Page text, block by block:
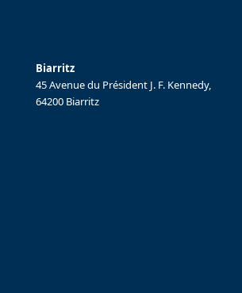
Biarritz
45 Avenue du Président J. F. Kennedy,
64200 Biarritz